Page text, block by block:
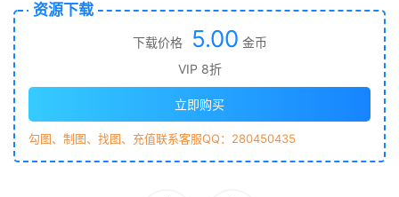
资源下载
下载价格 5.00 金币
VIP 8折
立即购买
勾图、制图、找图、充值联系客服QQ：280450435